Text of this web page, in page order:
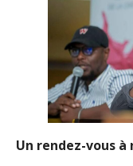
Un rendez-vous à